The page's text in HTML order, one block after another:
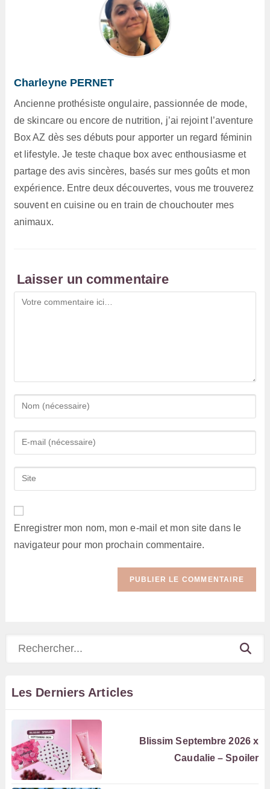
Charleyne PERNET
Ancienne prothésiste ongulaire, passionnée de mode,
de skincare ou encore de nutrition, j’ai rejoint l’aventure
Box AZ dès ses débuts pour apporter un regard féminin
et lifestyle. Je teste chaque box avec enthousiasme et
partage des avis sincères, basés sur mes goûts et mon
expérience. Entre deux découvertes, vous me trouverez
souvent en cuisine ou en train de chouchouter mes
animaux.
Laisser un commentaire
Comment
Enter
your
name
comment
Enter
your
email
address
Saisir
l’URL
votre
site
(facultatif)
Enregistrer mon nom, mon e-mail et mon site dans le
navigateur pour mon prochain commentaire.
Les Derniers Articles
Blissim Septembre 2026 x
Caudalie – Spoiler